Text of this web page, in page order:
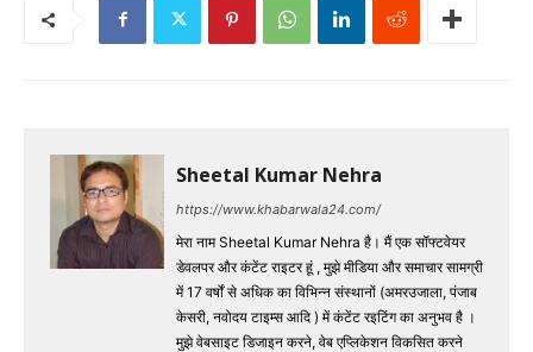
Sheetal Kumar Nehra
https://www.khabarwala24.com/
मेरा नाम Sheetal Kumar Nehra है। मैं एक सॉफ्टवेयर
डेवलपर और कंटेंट राइटर हूं , मुझे मीडिया और समाचार सामग्री
में 17 वर्षों से अधिक का विभिन्न संस्थानों (अमरउजाला, पंजाब
केसरी, नवोदय टाइम्स आदि ) में कंटेंट रइटिंग का अनुभव है ।
मुझे वेबसाइट डिजाइन करने, वेब एप्लिकेशन विकसित करने